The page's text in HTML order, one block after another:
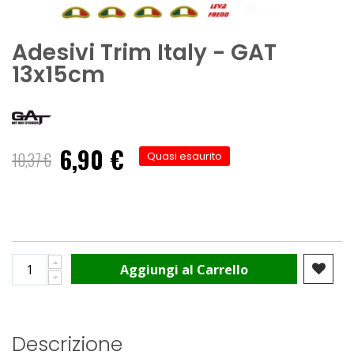
Adesivi Trim Italy - GAT
13x15cm
10,37 €
Prezzo
speciale
6,90 € Quasi esaurito
Aggiungi al Carrello
Descrizione